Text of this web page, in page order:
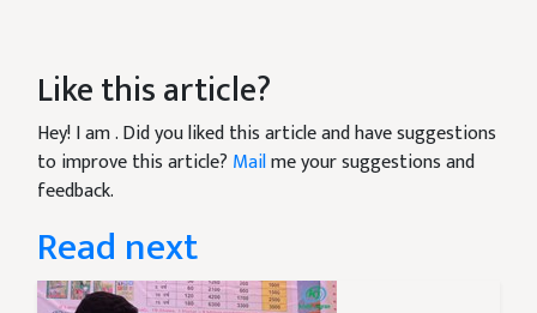
Like this article?
Hey! I am. Did you liked this article and have suggestions
to improve this article? Mailme your suggestions and
feedback.
Read next